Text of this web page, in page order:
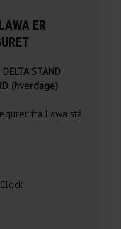
ER
STAND
(hverdage)
fra Lawa stå